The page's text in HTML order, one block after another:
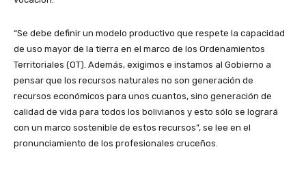
“Se debe definir un modelo productivo que respete la capacidad
de uso mayor de la tierra en el marco de los Ordenamientos
Territoriales (OT). Además, exigimos e instamos al Gobierno a
pensar que los recursos naturales no son generación de
recursos económicos para unos cuantos, sino generación de
calidad de vida para todos los bolivianos y esto sólo se logrará
con un marco sostenible de estos recursos”, se lee en el
pronunciamiento de los profesionales cruceños.